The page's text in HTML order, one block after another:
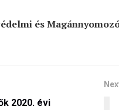
és
2020. évi